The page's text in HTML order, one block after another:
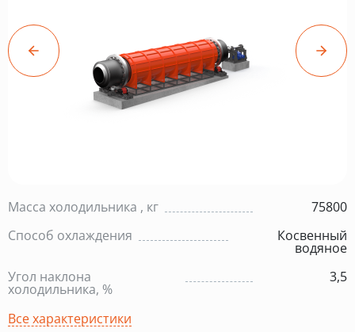
Масса холодильника , кг
75800
Способ охлаждения
Косвенный
водяное
Угол наклона
холодильника, %
3,5
Все характеристики